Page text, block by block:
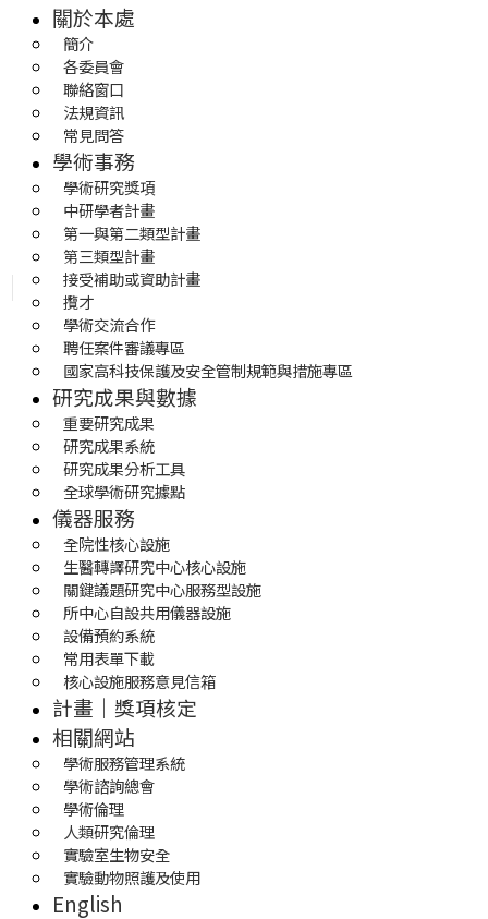
關於本處
簡介
各委員會
聯絡窗口
法規資訊
常見問答
學術事務
學術研究獎項
中研學者計畫
第一與第二類型計畫
第三類型計畫
接受補助或資助計畫
攬才
學術交流合作
聘任案件審議專區
國家高科技保護及安全管制規範與措施專區
研究成果與數據
重要研究成果
研究成果系統
研究成果分析工具
全球學術研究據點
儀器服務
全院性核心設施
生醫轉譯研究中心核心設施
關鍵議題研究中心服務型設施
所中心自設共用儀器設施
設備預約系統
常用表單下載
核心設施服務意見信箱
計畫｜獎項核定
相關網站
學術服務管理系統
學術諮詢總會
學術倫理
人類研究倫理
實驗室生物安全
實驗動物照護及使用
English